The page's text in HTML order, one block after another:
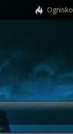
Ognisko